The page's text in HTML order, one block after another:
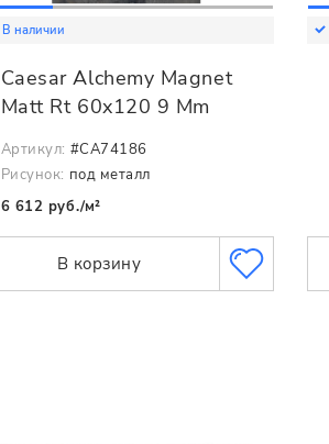
В наличии
Caesar Alchemy Magnet
Matt Rt 60x120 9 Mm
Артикул: #CA74186
Рисунок: под металл
6 612 руб./м²
В корзину